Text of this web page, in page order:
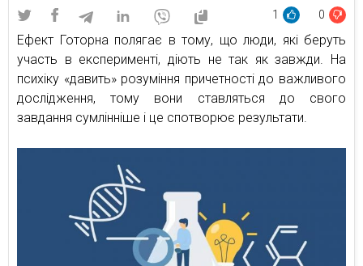
1 0
Ефект Готорна полягає в тому, що люди, які беруть
участь в експерименті, діють не так як завжди. На
психіку «давить» розуміння причетності до важливого
дослідження, тому вони ставляться до свого
завдання сумлінніше і це спотворює результати.